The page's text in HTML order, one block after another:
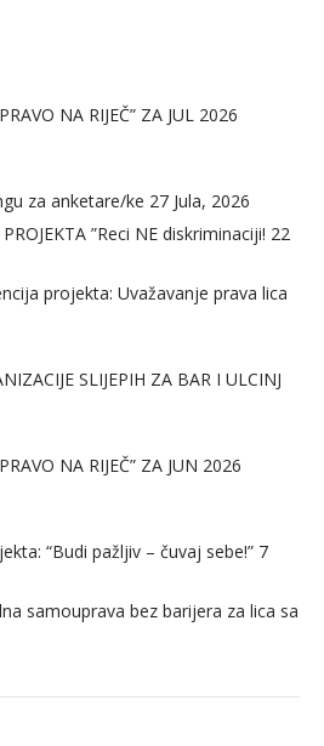
NA RIJEČ” ZA JUL 2026
za anketare/ke 27 Jula, 2026
”Reci NE diskriminaciji! 22
projekta: Uvažavanje prava lica
SLIJEPIH ZA BAR I ULCINJ
NA RIJEČ” ZA JUN 2026
“Budi pažljiv – čuvaj sebe!” 7
samouprava bez barijera za lica sa